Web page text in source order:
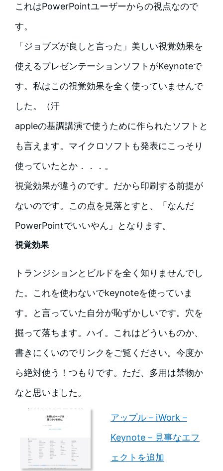
これはPowerPointユーザーからの視点なので
す。
「ジョブズが良しと言った」美しい視覚効果を
使えるプレゼンテーションソフトがKeynoteで
す。私はこの視覚効果を全く使っていませんで
した。（汗
appleの基調講演で使うために作られたソフトと
も言えます。マイクロソフトも発表にこっそり
使っていたとか．．．。
視覚効果が違うのです。だから印刷する前提が
ないのです。この点を見落とすと、「なんだ
PowerPointでいいやん」となります。
視覚効果
トランジションとビルドを全く知りませんでし
た。これを使わないでkeynoteを使っていま
す。と言っていた自分が恥ずかしいです。穴を
掘って落ちます。ハイ。これはどういものか、
書きにくいのでリンクをご覧ください。今度か
ら絶対使う！つもりです。ただ、多用は禁物か
なと思いました。
アップル – iWork –
Keynote – 見事なエフ
ェクトを追加